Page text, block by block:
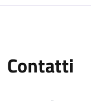
Contatti